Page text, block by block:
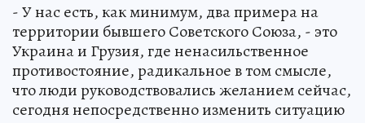
- У нас есть, как минимум, два примера на
территории бывшего Советского Союза, - это
Украина и Грузия, где ненасильственное
противостояние, радикальное в том смысле,
что люди руководствовались желанием сейчас,
сегодня непосредственно изменить ситуацию